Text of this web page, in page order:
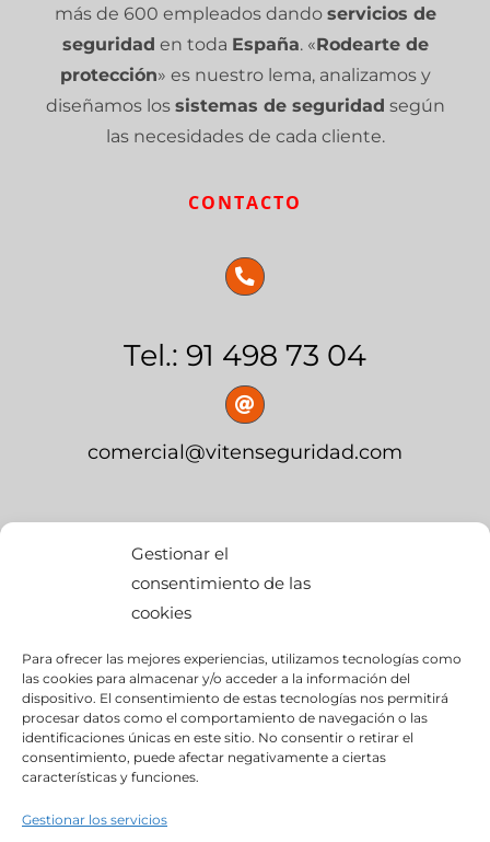
Gestionar el
consentimiento de las
cookies
Para ofrecer las mejores experiencias, utilizamos tecnologías como
las cookies para almacenar y/o acceder a la información del
dispositivo. El consentimiento de estas tecnologías nos permitirá
procesar datos como el comportamiento de navegación o las
identificaciones únicas en este sitio. No consentir o retirar el
consentimiento, puede afectar negativamente a ciertas
características y funciones.
Gestionar los servicios
más de 600 empleados dando servicios de
seguridad en toda España. «Rodearte de
protección» es nuestro lema, analizamos y
diseñamos los sistemas de seguridad según
las necesidades de cada cliente.
CONTACTO
Tel.: 91 498 73 04
comercial@vitenseguridad.com
calle Palier, s/n
edif. BMW Momentum,
Pol. Ind. “Ciudad del Automóvil”
28914- Leganés (Madrid)